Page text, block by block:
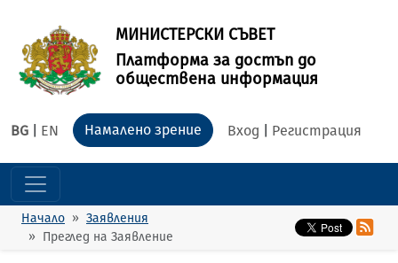
МИНИСТЕРСКИ СЪВЕТ
Платформа за достъп до
обществена информация
BG EN Вход Регистрация
Намалено зрение
Начало
Заявления
Преглед на Заявление